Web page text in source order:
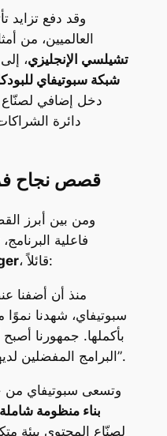
وقد دفع تزايد
العالميين، من
تشيلسي الإنجليزي، إلى
شبكة سبوتيفاي
دخل إضافي
دائرة
قصص نجاح
ومن بين أبرز
فاعلية
، قائلاً:
سبوتيفاي، شهدنا
بأكملها. جمهورنا
البرامج المفضلين لديهم، وليس فقط يستمع إليهم”.
وتسعى سبوتيفاي من
بناء منظومة
لصنّاع المحتوى بيئة